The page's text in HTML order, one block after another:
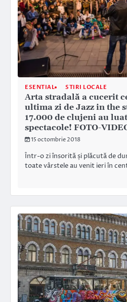
ESENTIAL STIRI LOCALE
Arta stradală a cucerit
ultima zi de Jazz in the
17.000 de clujeni au
spectacole! FOTO-
15 octombrie 2018
Într-o zi însorită și plăcută de
toate vârstele au venit ieri în